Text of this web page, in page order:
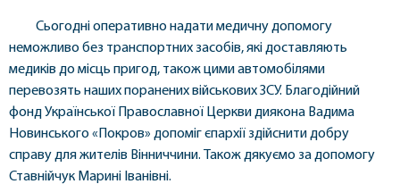
Сьогодні оперативно надати медичну допомогу
неможливо без транспортних засобів, які доставляють
медиків до місць пригод, також цими автомобілями
перевозять наших поранених військових ЗСУ. Благодійний
фонд Української Православної Церкви диякона Вадима
Новинського «Покров» допоміг єпархії здійснити добру
справу для жителів Вінниччини. Також дякуємо за допомогу
Ставнійчук Марині Іванівні.